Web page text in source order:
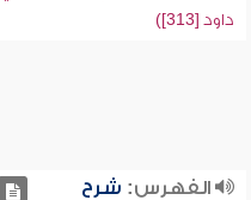
داود [313])
الفهرس: شرح